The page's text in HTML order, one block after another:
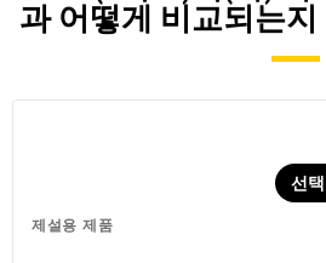
과 어떻게 비교되는
제설용 제품
선택